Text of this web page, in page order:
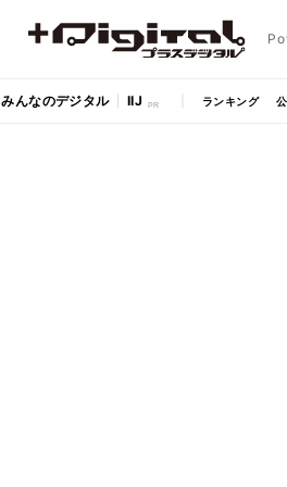
みんなのデジタル IIJ ランキング